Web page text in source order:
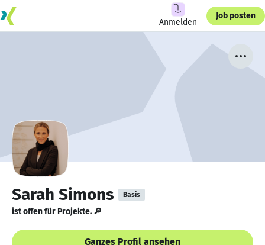
Anmelden
Job posten
Sarah Simons Basis
ist offen für Projekte. 🔎
Ganzes Profil ansehen